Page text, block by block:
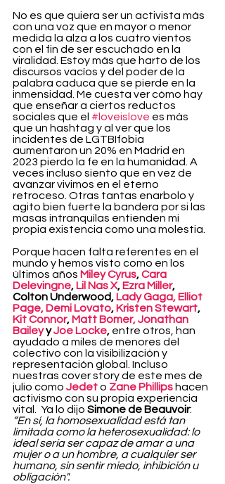
No es que quiera ser un activista más
con una voz que en mayor o menor
medida la alza a los cuatro vientos
con el fin de ser escuchado en la
viralidad. Estoy más que harto de los
discursos vacíos y del poder de la
palabra caduca que se pierde en la
inmensidad. Me cuesta ver cómo hay
que enseñar a ciertos reductos
sociales que el #loveislove es más
que un hashtag y al ver que los
incidentes de LGTBIfobia
aumentaron un 20% en Madrid en
2023 pierdo la fe en la humanidad. A
veces incluso siento que en vez de
avanzar vivimos en el eterno
retroceso. Otras tantas enarbolo y
agito bien fuerte la bandera por si las
masas intranquilas entienden mi
propia existencia como una molestia.
Porque hacen falta referentes en el
mundo y hemos visto como en los
últimos años Miley Cyrus, Cara
Delevingne, Lil Nas X, Ezra Miller,
Colton Underwood, Lady Gaga, Elliot
Page, Demi Lovato, Kristen Stewart,
Kit Connor, Matt Bomer, Jonathan
Bailey y Joe Locke, entre otros, han
ayudado a miles de menores del
colectivo con la visibilización y
representación global. Incluso
nuestras cover story de este mes de
julio como Jedet o Zane Phillips hacen
activismo con su propia experiencia
vital.  Ya lo dijo Simone de Beauvoir:
“En sí, la homosexualidad está tan
limitada como la heterosexualidad: lo
ideal sería ser capaz de amar a una
mujer o a un hombre, a cualquier ser
humano, sin sentir miedo, inhibición u
obligación".